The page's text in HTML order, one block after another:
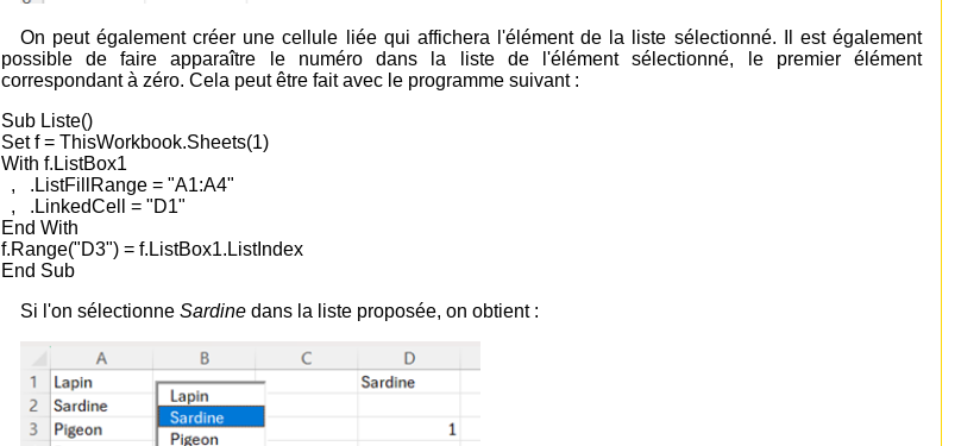
On peut également créer une cellule liée qui affichera l'élément de la liste sélectionné. Il est également
possible de faire apparaître le numéro dans la liste de l'élément sélectionné, le premier élément
correspondant à zéro. Cela peut être fait avec le programme suivant :
Sub Liste()
Set f = ThisWorkbook.Sheets(1)
With f.ListBox1
, .ListFillRange = "A1:A4"
, .LinkedCell = "D1"
End With
f.Range("D3") = f.ListBox1.ListIndex
End Sub
Si l'on sélectionne Sardinedans la liste proposée, on obtient :